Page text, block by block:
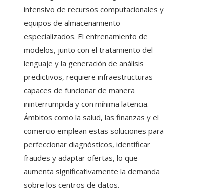
intensivo de recursos computacionales y
equipos de almacenamiento
especializados. El entrenamiento de
modelos, junto con el tratamiento del
lenguaje y la generación de análisis
predictivos, requiere infraestructuras
capaces de funcionar de manera
ininterrumpida y con mínima latencia.
Ámbitos como la salud, las finanzas y el
comercio emplean estas soluciones para
perfeccionar diagnósticos, identificar
fraudes y adaptar ofertas, lo que
aumenta significativamente la demanda
sobre los centros de datos.